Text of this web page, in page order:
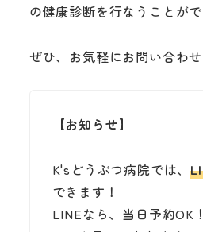
の健康診断を行なうことがで
ぜひ、お気軽にお問い合わせ
【お知らせ】
K'sどうぶつ病院では、
できます！
LINEなら、当日予約OK